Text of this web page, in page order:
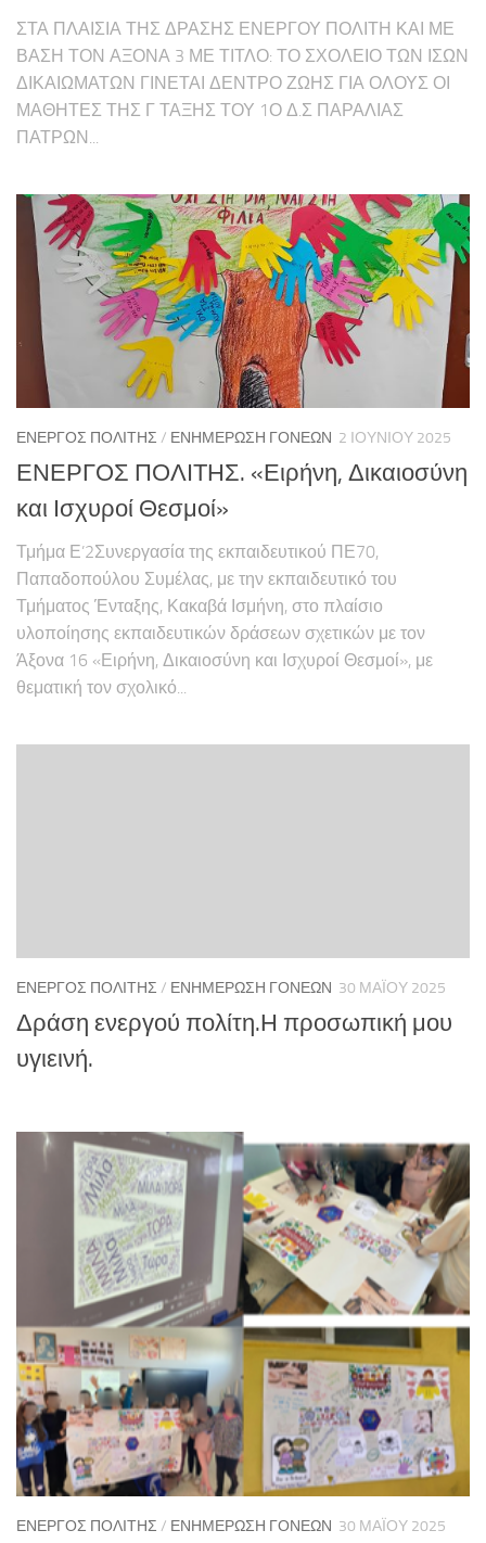
ΣΤΑ ΠΛΑΙΣΙΑ ΤΗΣ ΔΡΑΣΗΣ ΕΝΕΡΓΟΥ ΠΟΛΙΤΗ ΚΑΙ ΜΕ
ΒΑΣΗ ΤΟΝ ΑΞΟΝΑ 3 ΜΕ ΤΙΤΛΟ: ΤΟ ΣΧΟΛΕΙΟ ΤΩΝ ΙΣΩΝ
ΔΙΚΑΙΩΜΑΤΩΝ ΓΙΝΕΤΑΙ ΔΕΝΤΡΟ ΖΩΗΣ ΓΙΑ ΟΛΟΥΣ ΟΙ
ΜΑΘΗΤΕΣ ΤΗΣ Γ ΤΑΞΗΣ ΤΟΥ 1Ο Δ.Σ ΠΑΡΑΛΙΑΣ
ΠΑΤΡΩΝ...
ΕΝΕΡΓΌΣ ΠΟΛΊΤΗΣ / ΕΝΗΜΈΡΩΣΗ ΓΟΝΈΩΝ 2 ΙΟΥΝΊΟΥ 2025
ΕΝΕΡΓΟΣ ΠΟΛΙΤΗΣ. «Ειρήνη, Δικαιοσύνη
και Ισχυροί Θεσμοί»
Τμήμα Ε’2Συνεργασία της εκπαιδευτικού ΠΕ70,
Παπαδοπούλου Συμέλας, με την εκπαιδευτικό του
Τμήματος Ένταξης, Κακαβά Ισμήνη, στο πλαίσιο
υλοποίησης εκπαιδευτικών δράσεων σχετικών με τον
Άξονα 16 «Ειρήνη, Δικαιοσύνη και Ισχυροί Θεσμοί», με
θεματική τον σχολικό...
ΕΝΕΡΓΌΣ ΠΟΛΊΤΗΣ / ΕΝΗΜΈΡΩΣΗ ΓΟΝΈΩΝ 30 ΜΑΪ́ΟΥ 2025
Δράση ενεργού πολίτη.Η προσωπική μου
υγιεινή.
ΕΝΕΡΓΌΣ ΠΟΛΊΤΗΣ / ΕΝΗΜΈΡΩΣΗ ΓΟΝΈΩΝ 30 ΜΑΪ́ΟΥ 2025